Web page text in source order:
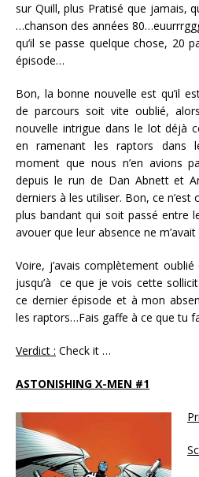
sur Quill, plus Pratisé que jamais,
…chanson des années
qu’il se passe quelque chose, 20
épisode…
Bon, la bonne nouvelle est qu’il
de parcours soit vite oublié,
nouvelle intrigue dans le lot déjà
en ramenant les raptors dans
moment que nous n’en avions
depuis le run de Dan Abnett et
derniers à les utiliser. Bon, ce
plus bandant qui soit passé entre
avouer que leur absence ne
Voire, j’avais complètement
jusqu’à ce que je vois cette
ce dernier épisode et à mon
les raptors…Fais gaffe à ce que tu
Verdict : Check it …
ASTONISHING X-MEN #1